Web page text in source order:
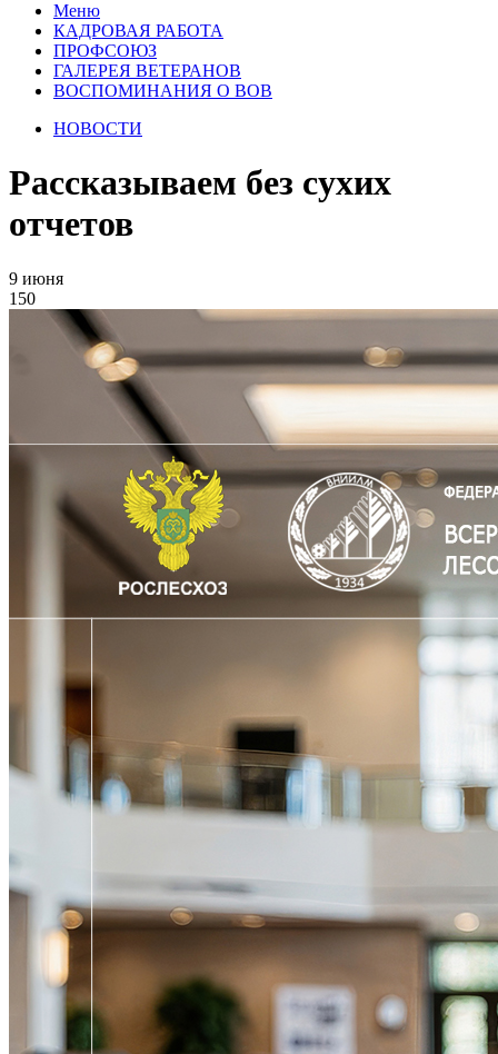
Меню
КАДРОВАЯ РАБОТА
ПРОФСОЮЗ
ГАЛЕРЕЯ ВЕТЕРАНОВ
ВОСПОМИНАНИЯ О ВОВ
НОВОСТИ
Рассказываем без сухих
отчетов
9 июня
150